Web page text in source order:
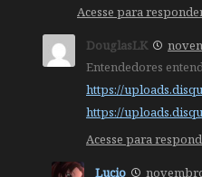
Acesse para
DouglasLK
Entendedores
https://
https://
Acesse para
Lucio